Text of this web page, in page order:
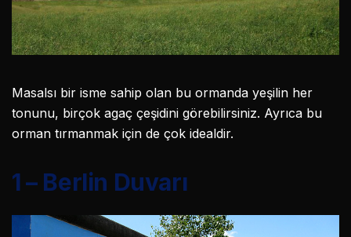
Masalsı bir isme sahip olan bu ormanda yeşilin her
tonunu, birçok agaç çeşidini görebilirsiniz. Ayrıca bu
orman tırmanmak için de çok idealdir.
1 – Berlin Duvarı